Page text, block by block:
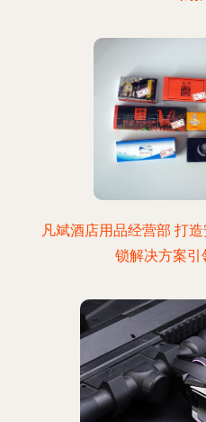
凡斌酒店用品经营部 打
锁解决方案